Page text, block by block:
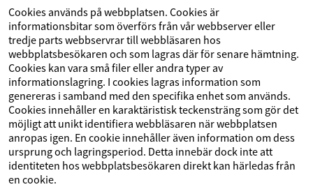
Cookies används på webbplatsen. Cookies är
informationsbitar som överförs från vår webbserver eller
tredje parts webbservrar till webbläsaren hos
webbplatsbesökaren och som lagras där för senare hämtning.
Cookies kan vara små filer eller andra typer av
informationslagring. I cookies lagras information som
genereras i samband med den specifika enhet som används.
Cookies innehåller en karaktäristisk teckensträng som gör det
möjligt att unikt identifiera webbläsaren när webbplatsen
anropas igen. En cookie innehåller även information om dess
ursprung och lagringsperiod. Detta innebär dock inte att
identiteten hos webbplatsbesökaren direkt kan härledas från
en cookie.